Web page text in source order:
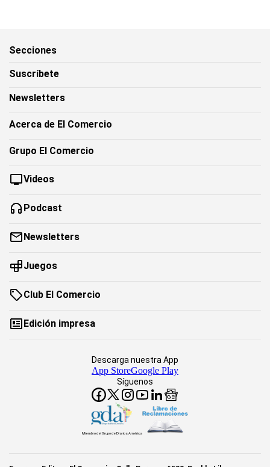
Secciones
Suscríbete
Newsletters
Acerca de El Comercio
Grupo El Comercio
Videos
Podcast
Newsletters
Juegos
Club El Comercio
Edición impresa
Síguenos
Descarga nuestra App
App StoreGoogle Play
Miembro del Grupo de Diarios América